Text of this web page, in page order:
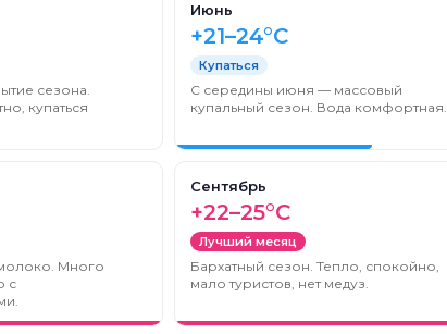
сезона.
купаться
Июнь
+21–24°C
Купаться
С середины июня — массовый
купальный сезон. Вода комфортная.
Много
с
Сентябрь
+22–25°C
Лучший месяц
Бархатный сезон. Тепло, спокойно,
мало туристов, нет медуз.